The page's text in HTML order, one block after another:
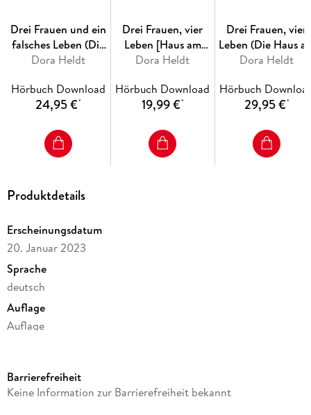
Drei Frauen und ein
falsches Leben (Die
Haus am See-Reihe
Dora Heldt
Hörbuch Download
24,95 €*
Drei Frauen, vier
Leben [Haus am
See-Reihe, Band 2]
Dora Heldt
Hörbuch Download
19,99 €*
Drei Frauen, vier
Leben (Die Haus
See-Reihe 2)
Dora Heldt
Hörbuch
29,95 €*
Produktdetails
Erscheinungsdatum
20. Januar 2023
Sprache
deutsch
Auflage
Auflage
Dateigröße
Barrierefreiheit
Keine Information zur Barrierefreiheit bekannt